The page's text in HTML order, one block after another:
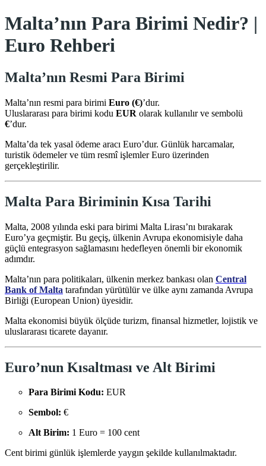
Malta’nın Para Birimi Nedir? |
Euro Rehberi
Malta’nın Resmi Para Birimi
Malta’nın resmi para birimi Euro (€)’dur.
Uluslararası para birimi kodu EUR olarak kullanılır ve sembolü
€’dur.
Malta’da tek yasal ödeme aracı Euro’dur. Günlük harcamalar,
turistik ödemeler ve tüm resmî işlemler Euro üzerinden
gerçekleştirilir.
Malta Para Biriminin Kısa Tarihi
Malta, 2008 yılında eski para birimi Malta Lirası’nı bırakarak
Euro’ya geçmiştir. Bu geçiş, ülkenin Avrupa ekonomisiyle daha
güçlü entegrasyon sağlamasını hedefleyen önemli bir ekonomik
adımdır.
Malta’nın para politikaları, ülkenin merkez bankası olan Central
Bank of Malta tarafından yürütülür ve ülke aynı zamanda Avrupa
Birliği (European Union) üyesidir.
Malta ekonomisi büyük ölçüde turizm, finansal hizmetler, lojistik ve
uluslararası ticarete dayanır.
Euro’nun Kısaltması ve Alt Birimi
Para Birimi Kodu: EUR
Sembol: €
Alt Birim: 1 Euro = 100 cent
Cent birimi günlük işlemlerde yaygın şekilde kullanılmaktadır.